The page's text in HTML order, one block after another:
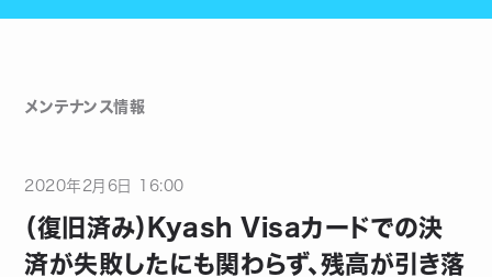
メンテナンス情報
2020年 2月 6日 16:00
（復旧済み）Kyash Visaカードでの決
済が失敗したにも関わらず、残高が引き落